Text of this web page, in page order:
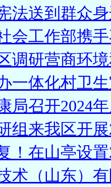
法送到群众
会工作部携
调研营商环
一体化村卫
局召开2024
组来我区开
！在山亭设
术（山东）